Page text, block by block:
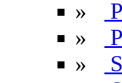
»
»
»